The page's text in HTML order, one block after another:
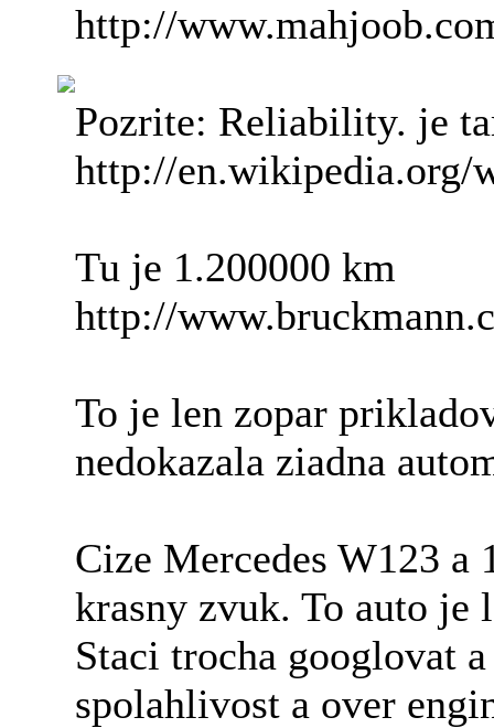
http://
Pozrite: Reliability. je
http://en.wikipedia.org/
Tu je 1.200000 km
http://
To je len zopar
nedokazala ziadna
Cize Mercedes W123 a
krasny zvuk. To auto je
Staci trocha googlovat
spolahlivost a over